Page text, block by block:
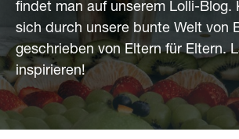
findet man auf unserem Lolli-Blog.
sich durch unsere bunte Welt von
geschrieben von Eltern für Eltern.
inspirieren!